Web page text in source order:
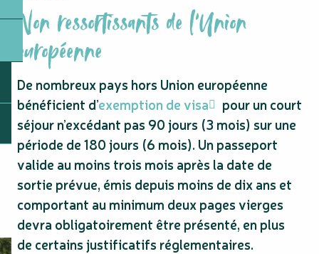
Non ressortissants de l’Union
européenne
De nombreux pays hors Union européenne
bénéficient d’exemption de visa
pour un court
séjour n’excédant pas 90 jours (3 mois) sur une
période de 180 jours (6 mois). Un passeport
valide au moins trois mois après la date de
sortie prévue, émis depuis moins de dix ans et
comportant au minimum deux pages vierges
devra obligatoirement être présenté, en plus
de certains justificatifs réglementaires.